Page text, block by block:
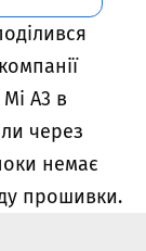
A3 в
через
немає
прошивки.